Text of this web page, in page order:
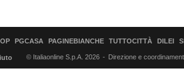
PGCASA PAGINEBIANCHE TUTTOCITTÀ DILEI
© Italiaonline S.p.A. 2026 Direzione e